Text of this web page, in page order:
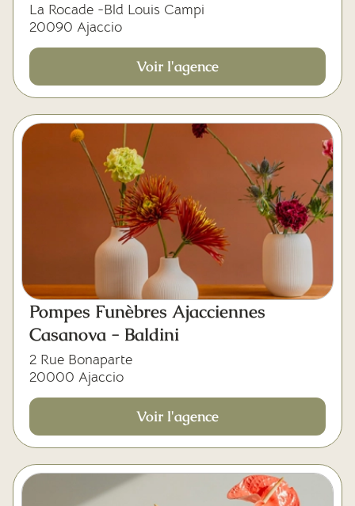
La Rocade -Bld Louis Campi
20090 Ajaccio
Voir l'agence
Pompes Funèbres Ajacciennes
Casanova - Baldini
2 Rue Bonaparte
20000 Ajaccio
Voir l'agence